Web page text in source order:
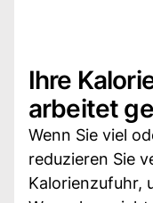
Ihre
arbeitet
Wenn Sie viel
reduzieren Sie
Kalorienzufuhr,